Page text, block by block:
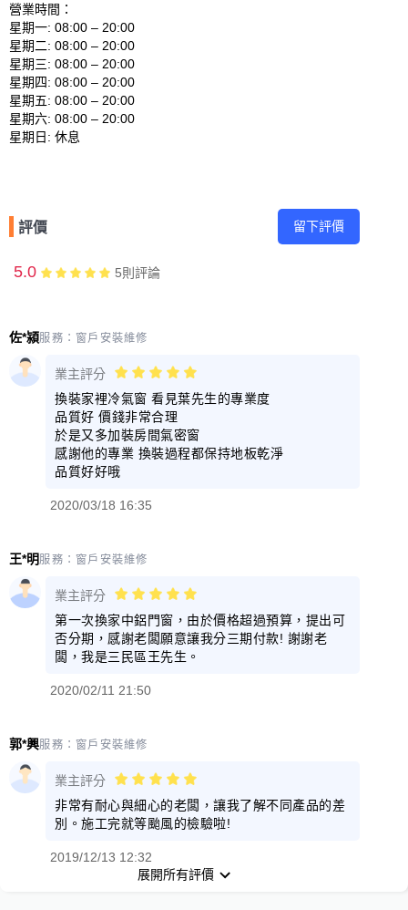
營業時間：
星期一: 08:00 – 20:00
星期二: 08:00 – 20:00
星期三: 08:00 – 20:00
星期四: 08:00 – 20:00
星期五: 08:00 – 20:00
星期六: 08:00 – 20:00
評價 留下評價
5.0 5則評論
佐*潁服務： 窗戶安裝維修
業主評分
換裝家裡冷氣窗 看見葉先生的專業度
品質好 價錢非常合理
於是又多加裝房間氣密窗
感謝他的專業 換裝過程都保持地板乾淨
品質好好哦
2020/03/18 16:35
王*明服務： 窗戶安裝維修
業主評分
第一次換家中鋁門窗，由於價格超過預算，提出可
否分期，感謝老闆願意讓我分三期付款! 謝謝老
闆，我是三民區王先生。
2020/02/11 21:50
郭*興服務： 窗戶安裝維修
業主評分
非常有耐心與細心的老闆，讓我了解不同產品的差
別。施工完就等颱風的檢驗啦!
2019/12/13 12:32
展開所有評價